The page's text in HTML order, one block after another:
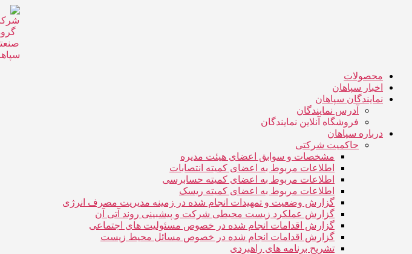
محصولات
اخبار سپاهان
نمایندگان سپاهان
آدرس نمایندگان
فروشگاه آنلاین نمایندگان
درباره سپاهان
حاکمیت شرکتی
مشخصات و سوابق اعضای هیئت مدیره
اطلاعات مربوط به اعضای کمیته انتصابات
اطلاعات مربوط به اعضای کمیته حسابرسی
اطلاعات مربوط به اعضای کمیته ریسک
گزارش وضعیت و تمهیدات انجام شده در زمینه مدیریت مصرف انرژی
گزارش عملکرد زیست محیطی شرکت و پیشبینی روند آتی آن
گزارش اقدامات انجام شده در خصوص مسئولیت های اجتماعی
گزارش اقدامات انجام شده در خصوص مسائل محیط زیست
تشریح برنامه های راهبردی